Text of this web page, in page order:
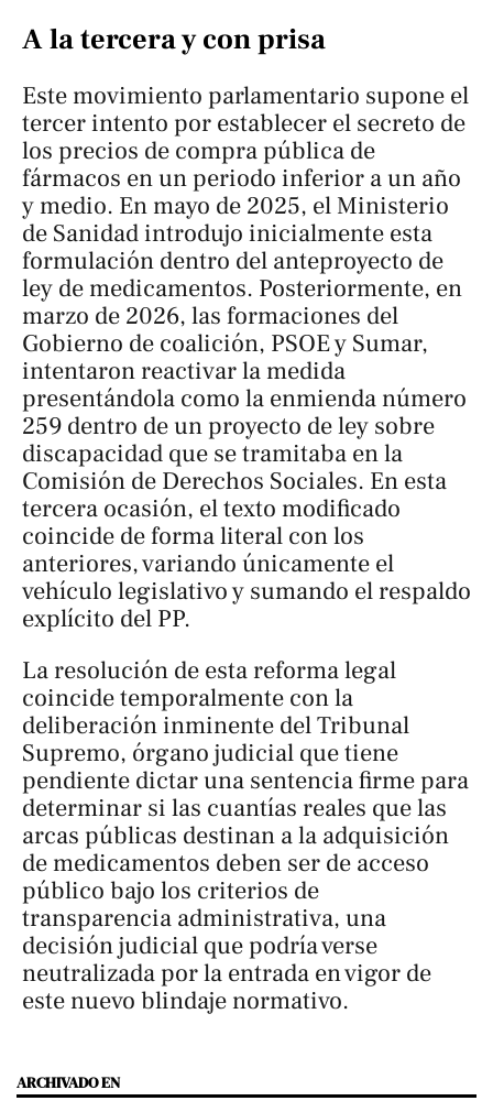
A la tercera y con prisa
Este movimiento parlamentario supone el
tercer intento por establecer el secreto de
los precios de compra pública de
fármacos en un periodo inferior a un año
y medio. En mayo de 2025, el Ministerio
de Sanidad introdujo inicialmente esta
formulación dentro del anteproyecto de
ley de medicamentos. Posteriormente, en
marzo de 2026, las formaciones del
Gobierno de coalición, PSOE y Sumar,
intentaron reactivar la medida
presentándola como la enmienda número
259 dentro de un proyecto de ley sobre
discapacidad que se tramitaba en la
Comisión de Derechos Sociales. En esta
tercera ocasión, el texto modificado
coincide de forma literal con los
anteriores, variando únicamente el
vehículo legislativo y sumando el respaldo
explícito del PP.
La resolución de esta reforma legal
coincide temporalmente con la
deliberación inminente del Tribunal
Supremo, órgano judicial que tiene
pendiente dictar una sentencia firme para
determinar si las cuantías reales que las
arcas públicas destinan a la adquisición
de medicamentos deben ser de acceso
público bajo los criterios de
transparencia administrativa, una
decisión judicial que podría verse
neutralizada por la entrada en vigor de
este nuevo blindaje normativo.
ARCHIVADO EN